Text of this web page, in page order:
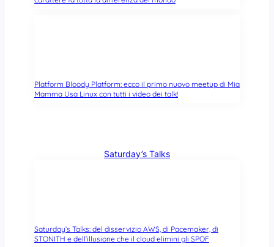
Platform Bloody Platform: ecco il primo nuovo meetup di Mia
Mamma Usa Linux con tutti i video dei talk!
Saturday’s Talks
Saturday’s Talks: del disservizio AWS, di Pacemaker, di
STONITH e dell’illusione che il cloud elimini gli SPOF